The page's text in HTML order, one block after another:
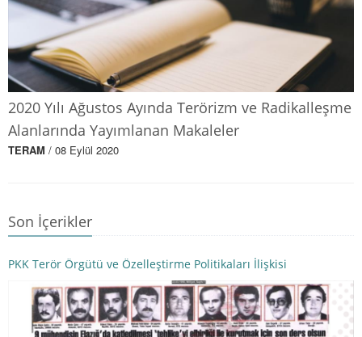
2020 Yılı Ağustos Ayında Terörizm ve Radikalleşme
Alanlarında Yayımlanan Makaleler
TERAM / 08 Eylül 2020
Son İçerikler
PKK Terör Örgütü ve Özelleştirme Politikaları İlişkisi